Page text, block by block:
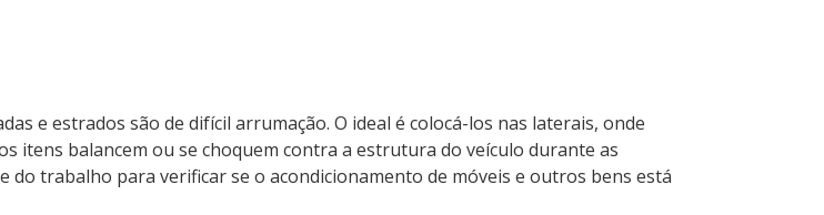
e estrados são de difícil arrumação. O ideal é colocá-los nas laterais, onde
itens balancem ou se choquem contra a estrutura do veículo durante as
do trabalho para verificar se o acondicionamento de móveis e outros bens está